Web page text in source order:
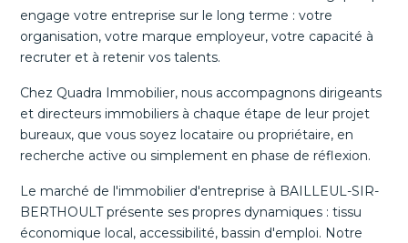
engage votre entreprise sur le long terme : votre
organisation, votre marque employeur, votre capacité à
recruter et à retenir vos talents.
Chez Quadra Immobilier, nous accompagnons dirigeants
et directeurs immobiliers à chaque étape de leur projet
bureaux, que vous soyez locataire ou propriétaire, en
recherche active ou simplement en phase de réflexion.
Le marché de l'immobilier d'entreprise à BAILLEUL-SIR-
BERTHOULT présente ses propres dynamiques : tissu
économique local, accessibilité, bassin d'emploi. Notre